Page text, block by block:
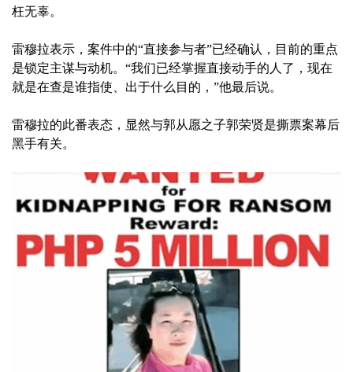
枉无辜。
雷穆拉表示，案件中的“直接参与者”已经确认，目前的重点
是锁定主谋与动机。“我们已经掌握直接动手的人了，现在
就是在查是谁指使、出于什么目的，”他最后说。
雷穆拉的此番表态，显然与郭从愿之子郭荣贤是撕票案幕后
黑手有关。